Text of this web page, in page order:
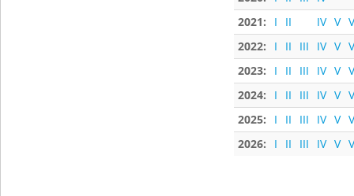
2021:
I II IV V
2022:
I II III IV V
2023:
I II III IV V
2024:
I II III IV V
2025:
I II III IV V
2026:
I II III IV V